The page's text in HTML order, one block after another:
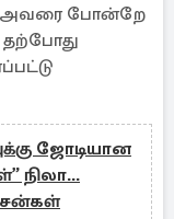
அவரை போன்றே
ஜோடியான
நிலா...